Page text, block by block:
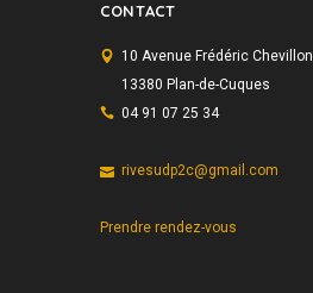
CONTACT
10 Avenue Frédéric Chevillon
13380 Plan-de-Cuques
04 91 07 25 34
rivesudp2c@gmail.com
Prendre rendez-vous